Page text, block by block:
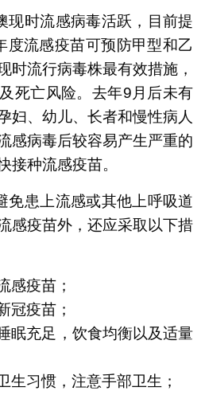
现时流感病毒活跃，目前提
度流感疫苗可预防甲型和乙
时流行病毒株最有效措施，
死亡风险。去年9月后未有
妇、幼儿、长者和慢性病人
感病毒后较容易产生严重的
接种流感疫苗。
免患上流感或其他上呼吸道
感疫苗外，还应采取以下措
感疫苗；
冠疫苗；
眠充足，饮食均衡以及适量
生习惯，注意手部卫生；